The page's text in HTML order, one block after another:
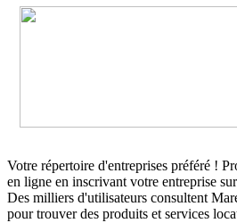
Votre répertoire d'entreprises préféré !
en ligne en inscrivant votre entreprise
Des milliers d'utilisateurs consultent
pour trouver des produits et services